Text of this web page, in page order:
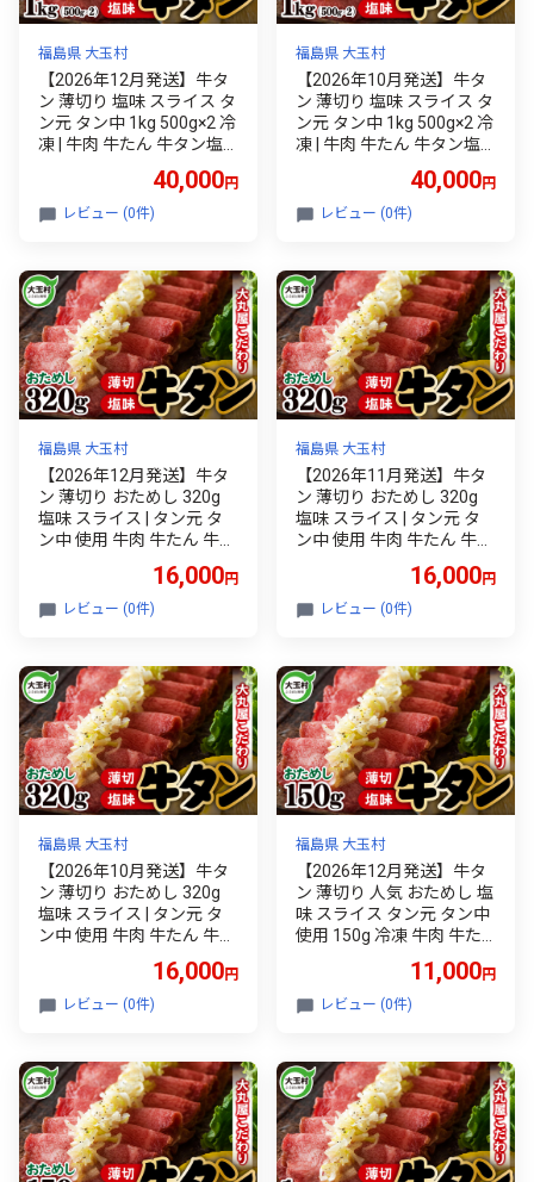
福島県 大玉村
【2026年12月発送】牛タ
ン 薄切り 塩味 スライス タ
ン元 タン中 1kg 500g×2 冷
凍 | 牛肉 牛たん 牛タン塩
ャンプ アウトドア ご家庭
用 贈答用 ギフト ふるさと
玉村
40,000円
レビュー (0件)
福島県 大玉村
【2026年10月発送】牛タ
ン 薄切り 塩味 スライス タ
ン元 タン中 1kg 500g×2 冷
凍 | 牛肉 牛たん 牛タン塩
ャンプ アウトドア ご家庭
用 贈答用 ギフト ふるさと
玉村
40,000円
レビュー (0件)
福島県 大玉村
【2026年12月発送】牛タ
ン 薄切り おためし 320g
塩味 スライス | タン元 タ
ン中 使用 牛肉 牛たん 牛タ
ー キャンプ アウトドア ご
家庭用 贈答用 ギフト ふる
大玉村
16,000円
レビュー (0件)
福島県 大玉村
【2026年11月発送】牛タ
ン 薄切り おためし 320g
塩味 スライス | タン元 タ
ン中 使用 牛肉 牛たん 牛タ
ー キャンプ アウトドア ご
家庭用 贈答用 ギフト ふる
大玉村
16,000円
レビュー (0件)
福島県 大玉村
【2026年10月発送】牛タ
ン 薄切り おためし 320g
塩味 スライス | タン元 タ
ン中 使用 牛肉 牛たん 牛タ
ー キャンプ アウトドア ご
家庭用 贈答用 ギフト ふる
大玉村
16,000円
レビュー (0件)
福島県 大玉村
【2026年12月発送】牛タ
ン 薄切り 人気 おためし 塩
味 スライス タン元 タン中
使用 150g 冷凍 牛肉 牛た
ベキュー キャンプ アウト
ドア ご家庭用 贈答用 ギフ
大玉村
11,000円
レビュー (0件)